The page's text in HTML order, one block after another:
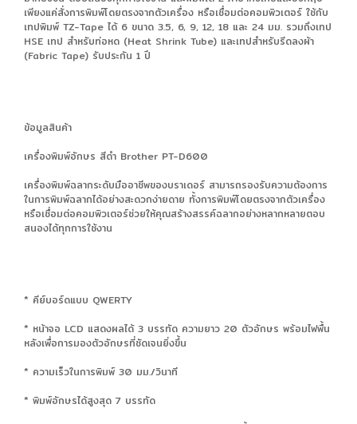
เพียงแค่สั่งการพิมพ์โดยตรงจากตัวเครื่อง หรือเชื่อมต่อคอมพิวเตอร์ ใช้กับ
เทปพิมพ์ TZ-Tape ได้ 6 ขนาด 3.5, 6, 9, 12, 18 และ 24 มม. รวมถึงเทป
HSE เทป สำหรับท่อหด (Heat Shrink Tube) และเทปสำหรับรีดลงผ้า
(Fabric Tape) รับประกัน 1 ปี
ข้อมูลสินค้า
เครื่องพิมพ์อักษร สีดำ Brother PT-D600
เครื่องพิมพ์ฉลากระดับมืออาชีพของบราเดอร์ สามารถรองรับความต้องการ
ในการพิมพ์ฉลากได้อย่างสะดวกง่ายดาย ทั้งการพิมพ์โดยตรงจากตัวเครื่อง
หรือเชื่อมต่อคอมพิวเตอร์ช่วยให้คุณสร้างสรรค์ฉลากอย่างหลากหลายตอบ
สนองได้ทุกการใช้งาน
* คีย์บอร์ดแบบ QWERTY
* หน้าจอ LCD แสดงผลได้ 3 บรรทัด ความยาว 20 ตัวอักษร พร้อมไฟพื้น
หลังเพื่อการมองตัวอักษรที่ชัดเจนยิ่งขึ้น
* ความเร็วในการพิมพ์ 30 มม./วินาที
* พิมพ์อักษรได้สูงสุด 7 บรรทัด